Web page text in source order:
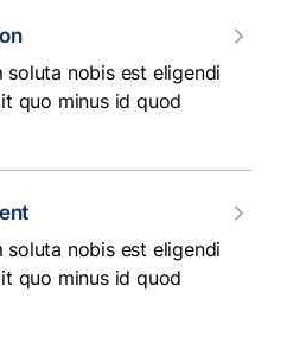
nobis est eligendi
quo minus id quod
nobis est eligendi
quo minus id quod